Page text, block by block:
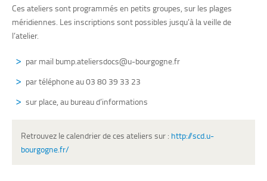
Ces ateliers sont programmés en petits groupes, sur les plages
méridiennes. Les inscriptions sont possibles jusqu’à la veille de
l’atelier.
par mail bump.ateliersdocs@u-bourgogne.fr
par téléphone au 03 80 39 33 23
sur place, au bureau d’informations
Retrouvez le calendrier de ces ateliers sur : http://scd.u-
bourgogne.fr/